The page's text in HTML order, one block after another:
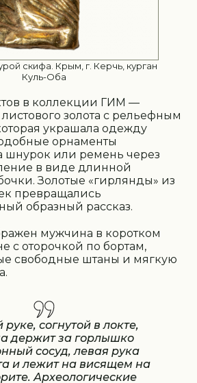
скифа. Крым, г. Керчь, курган
Куль-Оба
в коллекции ГИМ —
золота с рельефным
украшала одежду
орнаменты
шнурок или ремень через
в виде длинной
Золотые «гирлянды» из
превращались
образный рассказ.
мужчина в коротком
с оторочкой по бортам,
свободные штаны и мягкую
согнутой в локте,
держит за горлышко
сосуд, левая рука
и лежит на висящем на
Археологические